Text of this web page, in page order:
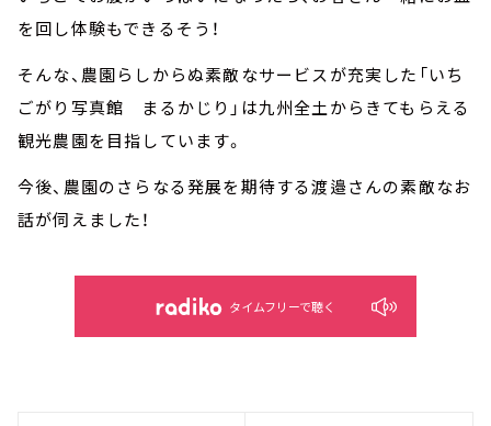
を回し体験もできるそう！
そんな、農園らしからぬ素敵なサービスが充実した「いち
ごがり写真館 まるかじり」は九州全土からきてもらえる
観光農園を目指しています。
今後、農園のさらなる発展を期待する渡邉さんの素敵なお
話が伺えました！
タイムフリーで聴く